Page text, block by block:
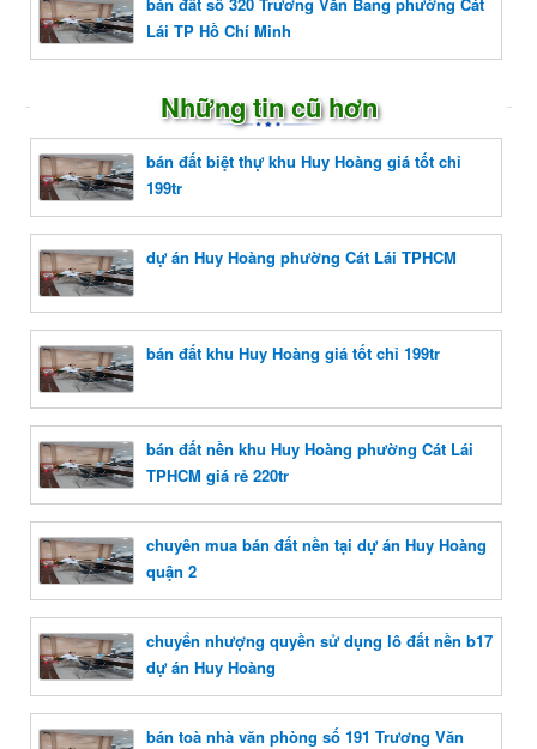
Lái TP Hồ Chí Minh
Những tin cũ hơn
bán đất biệt thự khu Huy Hoàng giá tốt chỉ
199tr
dự án Huy Hoàng phường Cát Lái TPHCM
bán đất khu Huy Hoàng giá tốt chỉ 199tr
bán đất nền khu Huy Hoàng phường Cát Lái
TPHCM giá rẻ 220tr
chuyên mua bán đất nền tại dự án Huy Hoàng
quận 2
chuyển nhượng quyền sử dụng lô đất nền b17
dự án Huy Hoàng
bán toà nhà văn phòng số 191 Trương Văn